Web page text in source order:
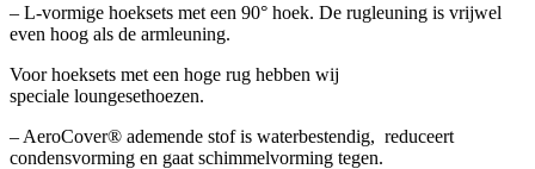
– L-vormige hoeksets met een 90° hoek. De rugleuning is vrijwel
even hoog als de armleuning.
Voor hoeksets met een hoge rug hebben wij
speciale loungesethoezen.
– AeroCover® ademende stof is waterbestendig, reduceert
condensvorming en gaat schimmelvorming tegen.